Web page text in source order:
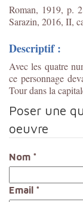
Roman, 1919, p.
Sarazin, 2016, II,
Descriptif :
Avec les quatre
ce personnage
Tour dans la
Poser une
oeuvre
Nom *
Email *